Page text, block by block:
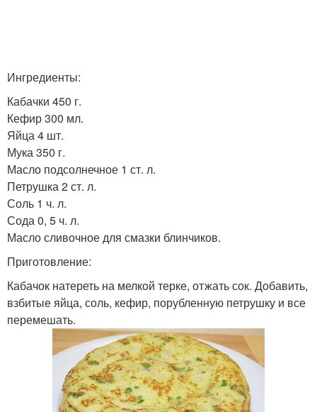
Ингредиенты:
Кабачки 450 г.
Кефир 300 мл.
Яйца 4 шт.
Мука 350 г.
Масло подсолнечное 1 ст. л.
Петрушка 2 ст. л.
Соль 1 ч. л.
Сода 0, 5 ч. л.
Масло сливочное для смазки блинчиков.
Приготовление:
Кабачок натереть на мелкой терке, отжать сок. Добавить,
взбитые яйца, соль, кефир, порубленную петрушку и все
перемешать.